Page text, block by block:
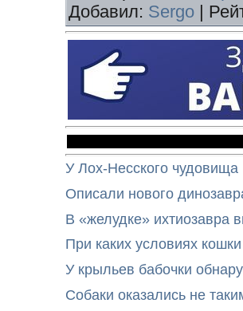
Добавил: Sergo
У Лох-Несского
Описали нового
В «желудке» ихтиозавра
При каких условиях
У крыльев бабочки
Собаки оказались не